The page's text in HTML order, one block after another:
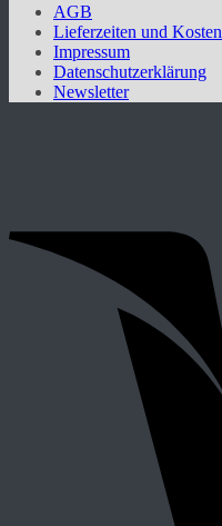
Produktseite
gewählt
werden
AGB
Lieferzeiten und Kosten
Impressum
Datenschutzerklärung
Newsletter